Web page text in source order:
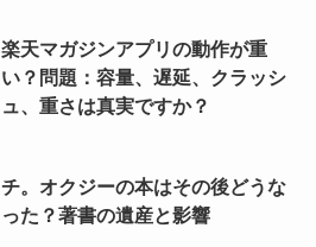
楽天マガジンアプリの動作が重
い？問題：容量、遅延、クラッシ
ュ、重さは真実ですか？
チ。オクジーの本はその後どうな
った？著書の遺産と影響